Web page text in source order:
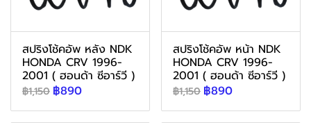
สปริงโช้คอัพ หลัง NDK
HONDA CRV 1996-
2001 ( ฮอนด้า ซีอาร์วี )
฿1,150 ฿890
สปริงโช้คอัพ หน้า NDK
HONDA CRV 1996-
2001 ( ฮอนด้า ซีอาร์วี )
฿1,150 ฿890